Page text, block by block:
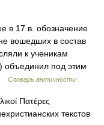
в. обозначение
вошедших в состав
к ученикам
объединил под этим
Словарь античности
Πατέρες
текстов